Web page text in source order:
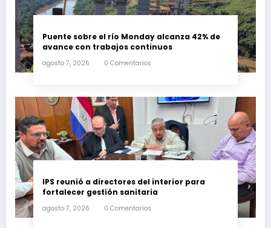
Puente sobre el río Monday alcanza 42% de
avance con trabajos continuos
agosto 7, 2026 0 Comentarios
IPS reunió a directores del interior para
fortalecer gestión sanitaria
agosto 7, 2026 0 Comentarios